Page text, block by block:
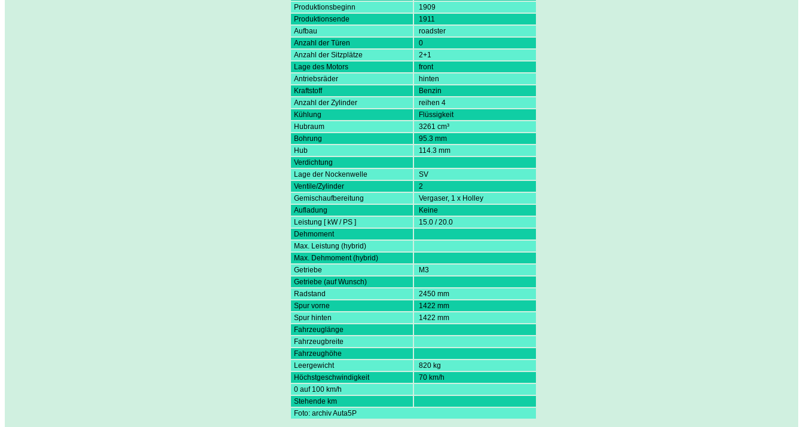
Produktionsbeginn
1909
Produktionsende
1911
Aufbau
roadster
Anzahl der Türen
0
Anzahl der Sitzplätze
2+1
Lage des Motors
front
Antriebsräder
hinten
Kraftstoff
Benzin
Anzahl der Zylinder
reihen 4
Kühlung
Flüssigkeit
Hubraum
3261 cm³
Bohrung
95.3 mm
Hub
114.3 mm
Verdichtung
Lage der Nockenwelle
SV
Ventile/Zylinder
2
Gemischaufbereitung
Vergaser, 1 x Holley
Aufladung
Keine
Leistung [ kW / PS ]
15.0 / 20.0
Dehmoment
Max. Leistung (hybrid)
Max. Dehmoment (hybrid)
Getriebe
M3
Getriebe (auf Wunsch)
Radstand
2450 mm
Spur vorne
1422 mm
Spur hinten
1422 mm
Fahrzeuglänge
Fahrzeugbreite
Fahrzeughöhe
Leergewicht
820 kg
Höchstgeschwindigkeit
70 km/h
0 auf 100 km/h
Stehende km
Foto: archiv Auta5P